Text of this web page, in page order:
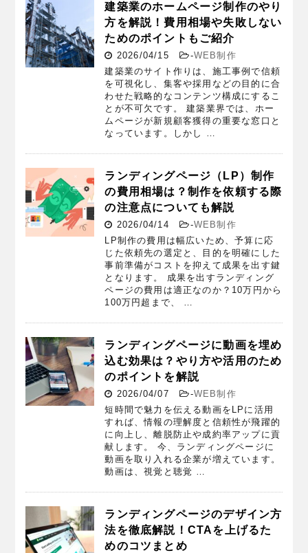
建築業のホームページ制作のやり
方を解説！費用相場や失敗しない
ためのポイントもご紹介
2026/04/15 -WEB制作
建築業のサイト作りは、施工事例で信頼
を可視化し、集客や採用などの目的に合
わせた戦略的なコンテンツ構成にするこ
とが不可欠です。 建築業界では、ホー
ムページが新規顧客獲得の重要な窓口と
なっています。しかし …
ランディングページ（LP）制作
の費用相場は？制作を依頼する際
の注意点についても解説
2026/04/14 -WEB制作
LP制作の費用は幅広いため、予算に応
じた依頼先の選定と、目的を明確にした
事前準備がコストを抑えて成果を出す鍵
となります。 成果を出すランディング
ページの費用は適正なのか？10万円から
100万円超まで、 …
ランディングページに動画を埋め
込む効果は？やり方や活用のため
のポイントを解説
2026/04/07 -WEB制作
短時間で魅力を伝える動画をLPに活用
すれば、情報の理解度と信頼性が飛躍的
に向上し、離脱防止や成約率アップに貢
献します。 今、ランディングページに
動画を取り入れる企業が増えています。
動画は、視覚と聴覚 …
ランディングページのデザイン方
法を徹底解説！CTAを上げるた
めのコツまとめ